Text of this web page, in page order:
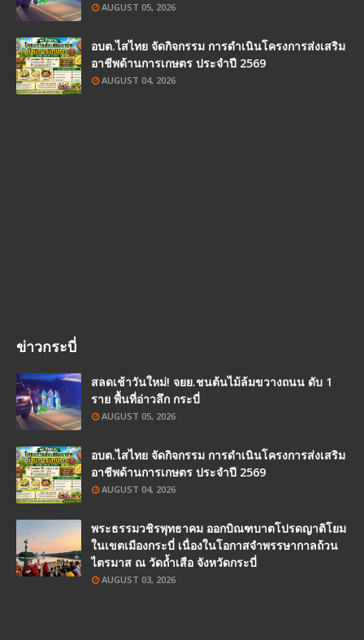
AUGUST 05, 2026
อบต.ไสไทย จัดกิจกรรม การดำเนินโครงการส่งเสริม
อาชีพด้านการเกษตร ประจำปี 2569
AUGUST 04, 2026
ข่าวกระบี่
สลดเช้าวันใหม่! จยย.ชนต้นไม้ล้มขวางถนน ดับ 1
ราย พื้นที่อ่าวลึก กระบี่
AUGUST 05, 2026
อบต.ไสไทย จัดกิจกรรม การดำเนินโครงการส่งเสริม
อาชีพด้านการเกษตร ประจำปี 2569
AUGUST 04, 2026
พระธรรมวชิรพุทธาคม ออกบิณฑบาตโปรดญาติโยม
ในเขตเมืองกระบี่ เนื่องในโอกาสจำพรรษากาลถ้วน
ไตรมาส ณ วัดถ้ำเสือ จังหวัดกระบี่
AUGUST 03, 2026